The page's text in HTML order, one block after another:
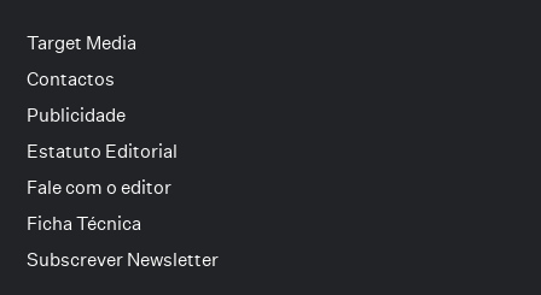
Target Media
Contactos
Publicidade
Estatuto Editorial
Fale com o editor
Ficha Técnica
Subscrever Newsletter